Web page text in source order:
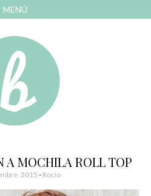
MENÚ
A MOCHILA ROLL TOP
2015 - Rocio